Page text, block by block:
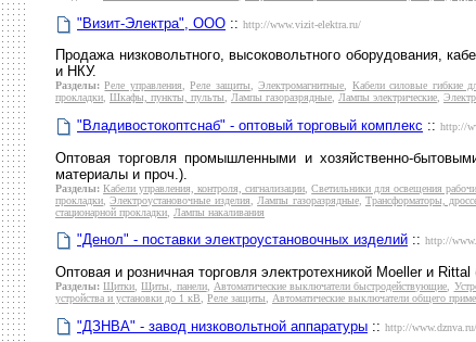
"Визит-Электра", ООО :: http://www.vizit-elektra.ru/
Продажа низковольтного, высоковольтного оборудования,
и НКУ.
Разделы: Реле управления,Реле защиты,Электромагнитные, Кабели силовые гибкие
прокладки, Шкафы, пункты, пульты, Лампы газоразрядные, Лампы электрические,
"Владивостокоптснаб" - оптовый торговый комплекс :: http://
Оптовая торговля промышленными и хозяйственно-
материалы и проч.).
Разделы: Кабели управления, контроля, сигнализации ,Светильники для освещения
прокладки ,Электроустановочные изделия Лампы газоразрядные, Трансформаторы,
стационарной прокладки
Лампы накаливания
"Денол" - поставки электроустановочных изделий :: http://
Оптовая и розничная торговля электротехникой Moeller и
Разделы: Щитки ,Щиты, панели, Автоматические выключатели быстродействующие
устройства и установки до 1 кВ
Реле защиты Автоматические выключатели общего
"ДЗНВА" - завод низковольтной аппаратуры :: http://www.dznva.ru/